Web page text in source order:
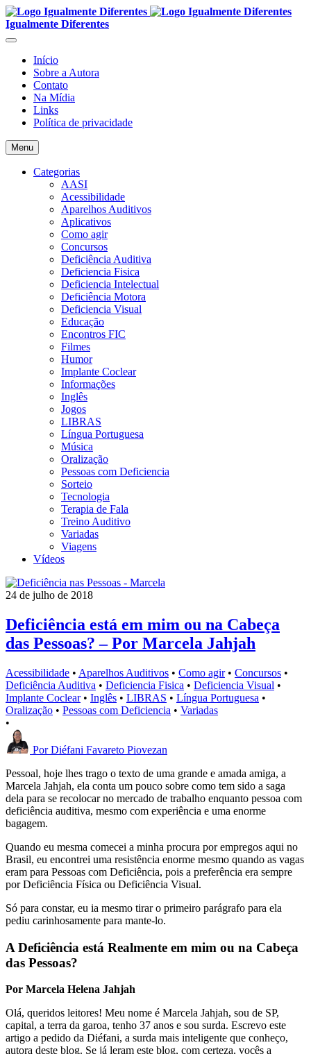
Igualmente Diferentes
Início
Sobre a Autora
Contato
Na Mídia
Links
Política de privacidade
Menu
Categorias
AASI
Acessibilidade
Aparelhos Auditivos
Aplicativos
Como agir
Concursos
Deficiência Auditiva
Deficiencia Fisica
Deficiencia Intelectual
Deficiência Motora
Deficiencia Visual
Educação
Encontros FIC
Filmes
Humor
Implante Coclear
Informações
Inglês
Jogos
LIBRAS
Língua Portuguesa
Música
Oralização
Pessoas com Deficiencia
Sorteio
Tecnologia
Terapia de Fala
Treino Auditivo
Variadas
Viagens
Vídeos
24 de julho de 2018
Deficiência está em mim ou na Cabeça
das Pessoas? – Por Marcela Jahjah
Acessibilidade • Aparelhos Auditivos • Como agir • Concursos •
Deficiência Auditiva • Deficiencia Fisica • Deficiencia Visual •
Implante Coclear • Inglês • LIBRAS • Língua Portuguesa •
Oralização • Pessoas com Deficiencia • Variadas
•
Por Diéfani Favareto Piovezan
Pessoal, hoje lhes trago o texto de uma grande e amada amiga, a
Marcela Jahjah, ela conta um pouco sobre como tem sido a saga
dela para se recolocar no mercado de trabalho enquanto pessoa com
deficiência auditiva, mesmo com experiência e uma enorme
bagagem.
Quando eu mesma comecei a minha procura por empregos aqui no
Brasil, eu encontrei uma resistência enorme mesmo quando as vagas
eram para Pessoas com Deficiência, pois a preferência era sempre
por Deficiência Física ou Deficiência Visual.
Só para constar, eu ia mesmo tirar o primeiro parágrafo para ela
pediu carinhosamente para mante-lo.
A Deficiência está Realmente em mim ou na Cabeça
das Pessoas?
Por Marcela Helena Jahjah
Olá, queridos leitores! Meu nome é Marcela Jahjah, sou de SP,
capital, a terra da garoa, tenho 37 anos e sou surda. Escrevo este
artigo a pedido da Diéfani, a surda mais inteligente que conheço,
autora deste blog. Se já leram este blog, com certeza, vocês a